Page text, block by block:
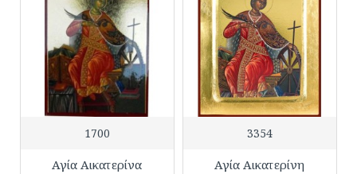
1700
Αγία Αικατερίνα
3354
Αγία Αικατερίνη